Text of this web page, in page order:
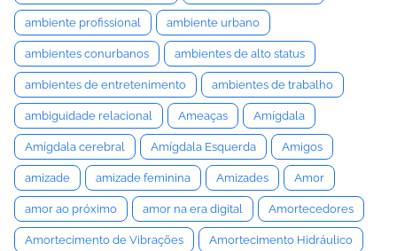
ambiente profissional ambiente urbano
ambientes conurbanos ambientes de alto status
ambientes de entretenimento ambientes de trabalho
ambiguidade relacional Ameaças Amígdala
Amígdala cerebral Amígdala Esquerda Amigos
amizade amizade feminina Amizades Amor
amor ao próximo amor na era digital Amortecedores
Amortecimento de Vibrações Amortecimento Hidráulico